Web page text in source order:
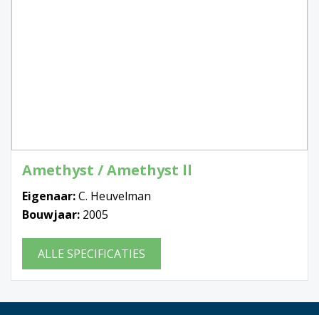
Amethyst / Amethyst ll
Eigenaar:C. Heuvelman
Bouwjaar: 2005
ALLE SPECIFICATIES